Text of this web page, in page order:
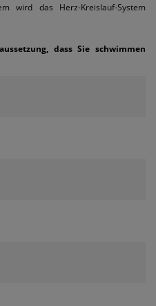
wird das Herz-Kreislauf-System
dass Sie schwimmen